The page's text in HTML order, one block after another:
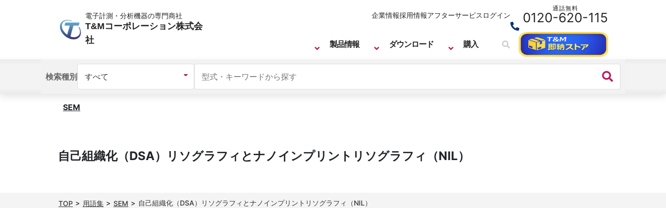
電子計測・分析機器の専門商社
T&Mコーポレーション株式会
社
製品情報 ダウンロード 購入
検索種別
企業情報採用情報アフターサービス ログイン
通話無料
0120-620-115
SEM
自己組織化（DSA）リソグラフィとナノインプリントリソグラフィ（NIL）
TOP 用語集 SEM 自己組織化（DSA）リソグラフィとナノインプリントリソグラフィ（NIL）